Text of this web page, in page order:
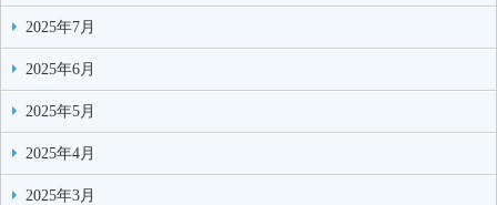
2025年7月
2025年6月
2025年5月
2025年4月
2025年3月